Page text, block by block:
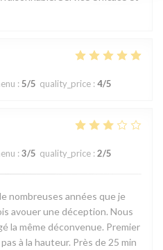
: 5/5 quality_price : 4/5
: 3/5 quality_price : 2/5
nombreuses années que je
avouer une déception. Nous
la même déconvenue. Premier
à la hauteur. Près de 25 min